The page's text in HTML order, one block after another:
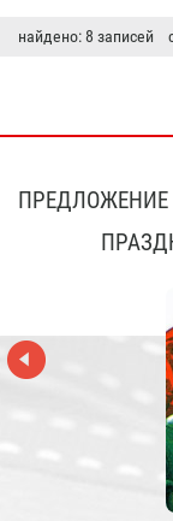
найдено: 8 записей